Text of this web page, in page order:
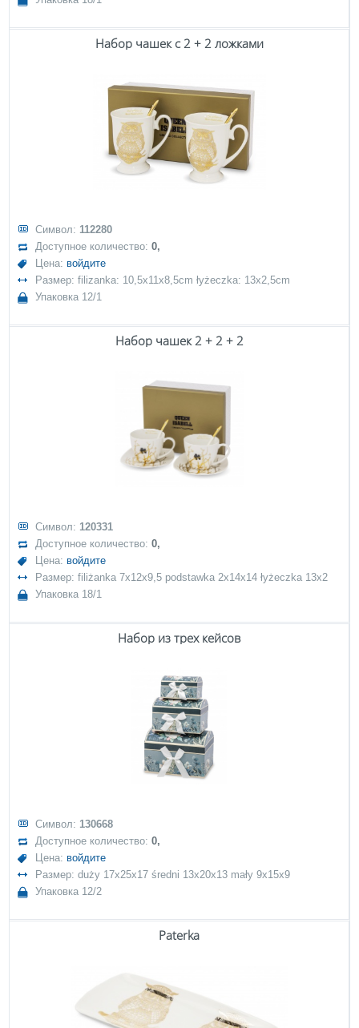
Набор чашек с 2 + 2 ложками
Символ: 112280
Доступное количество:0,
Цена: войдите
Размер: filizanka: 10,5x11x8,5cm łyżeczka: 13x2,5cm
Упаковка 12/1
Набор чашек 2 + 2 + 2
Символ: 120331
Доступное количество:0,
Цена: войдите
Размер: filiżanka 7x12x9,5 podstawka 2x14x14 łyżeczka 13x2
Упаковка 18/1
Набор из трех кейсов
Символ: 130668
Доступное количество:0,
Цена: войдите
Размер: duży 17x25x17 średni 13x20x13 mały 9x15x9
Упаковка 12/2
Paterka